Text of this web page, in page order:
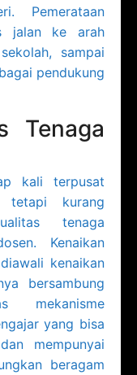
Pemerataan
jalan ke arah
sampai
pendukung
Tenaga
kali terpusat
tetapi kurang
tenaga
Kenaikan
kenaikan
bersambung
mekanisme
yang bisa
mempunyai
beragam